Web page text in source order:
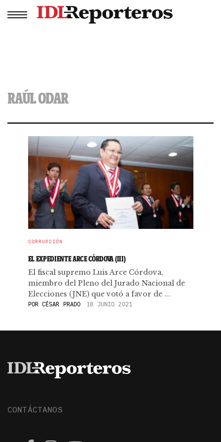
RAÚL ODAR
CORRUPCIÓN
EL EXPEDIENTE ARCE CÓRDOVA (III)
El fiscal supremo Luis Arce Córdova,
miembro del Pleno del Jurado Nacional de
Elecciones (JNE) que votó a favor de ...
PORCÉSAR PRADO 18 JUNIO 2021
CONTÁCTANOS